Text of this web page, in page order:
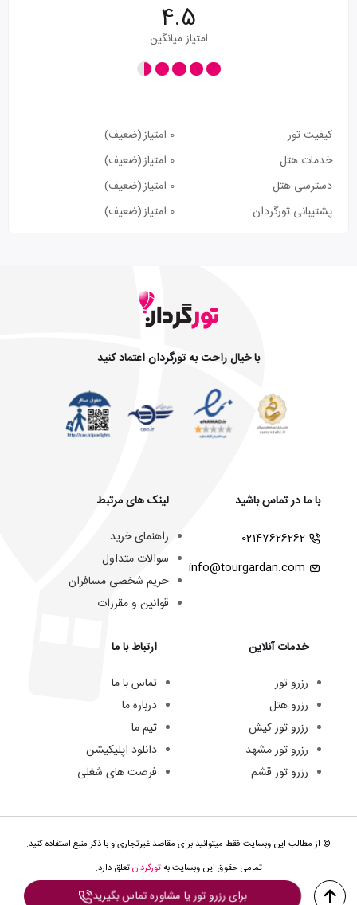
4.5
امتیاز میانگین
کیفیت تور 0 امتیاز
(ضعیف)
خدمات هتل
0 امتیاز
(ضعیف)
دسترسی هتل
0 امتیاز
(ضعیف)
پشتیبانی تورگردان
0 امتیاز (ضعیف)
برای رزرو تور یا مشاوره تماس بگیرید
با خیال راحت به تورگردان اعتماد کنید
با ما در تماس باشید
02147626262
info@tourgardan.com
خدمات آنلاین
رزرو تور
رزرو هتل
رزرو تور کیش
رزرو تور مشهد
رزرو تور قشم
لینک های مرتبط
راهنمای خرید
سوالات متداول
حریم شخصی مسافران
قوانین و مقررات
ارتباط با ما
تماس با ما
درباره ما
تیم ما
دانلود اپلیکیشن
فرصت های شغلی
© از مطالب این وبسایت فقط میتوانید برای مقاصد غیرتجاری و با ذکر منبع استفاده کنید.
تمامی حقوق این وبسایت بهتورگردانتعلق دارد.